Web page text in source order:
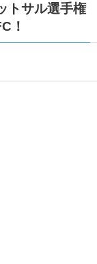
トサル選手権
！